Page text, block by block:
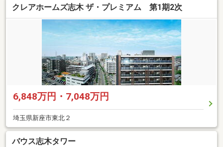
クレアホームズ志木 ザ・プレミアム 第1期2次
6,848万円・7,048万円
埼玉県新座市東北２
バウス志木タワー